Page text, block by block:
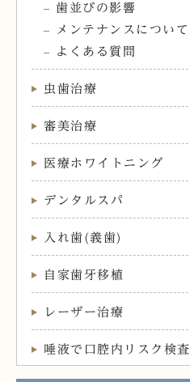
歯並びの影響
メンテナンスについて
よくある質問
虫歯治療
審美治療
医療ホワイトニング
デンタルスパ
入れ歯(義歯)
自家歯牙移植
レーザー治療
唾液で口腔内リスク検査